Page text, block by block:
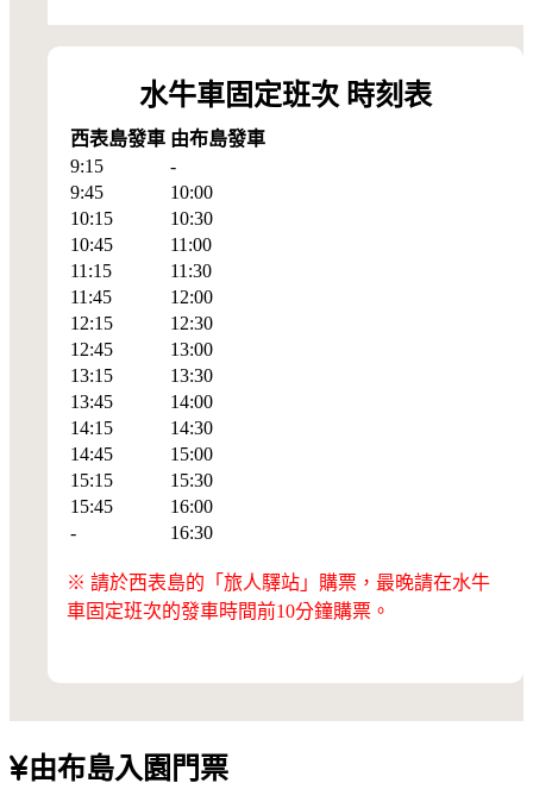
水牛車固定班次 時刻表
西表島發車 由布島發車
9:15
-
9:45
10:00
10:15
10:30
10:45
11:00
11:15
11:30
11:45
12:00
12:15
12:30
12:45
13:00
13:15
13:30
13:45
14:00
14:15
14:30
14:45
15:00
15:15
15:30
15:45
16:00
-
16:30
※ 請於西表島的「旅人驛站」購票，最晚請在水牛
車固定班次的發車時間前10分鐘購票。
由布島入園門票